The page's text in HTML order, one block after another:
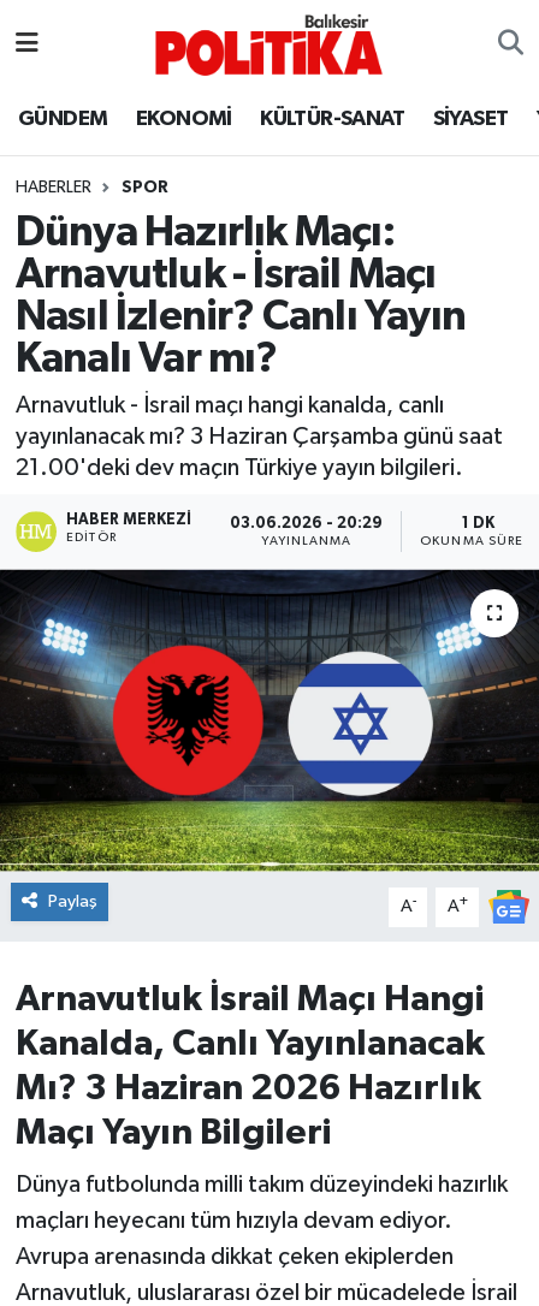
GÜNDEM EKONOMİ KÜLTÜR-SANAT SİYASET
HABERLER SPOR
Dünya Hazırlık Maçı:
Arnavutluk - İsrail Maçı
Nasıl İzlenir? Canlı Yayın
Kanalı Var mı?
Arnavutluk - İsrail maçı hangi kanalda, canlı
yayınlanacak mı? 3 Haziran Çarşamba günü saat
21.00'deki dev maçın Türkiye yayın bilgileri.
HABER MERKEZI
EDITÖR
03.06.2026 - 20:29
YAYINLANMA
1 DK
OKUNMA SÜRESI
Paylaş A- A+
Arnavutluk İsrail Maçı Hangi
Kanalda, Canlı Yayınlanacak
Mı? 3 Haziran 2026 Hazırlık
Maçı Yayın Bilgileri
Dünya futbolunda milli takım düzeyindeki hazırlık
maçları heyecanı tüm hızıyla devam ediyor.
Avrupa arenasında dikkat çeken ekiplerden
Arnavutluk, uluslararası özel bir mücadelede İsrail
Ayvalık
Bandırma
Bigadiç
BİYOGRAFİLER
Burhaniye
ÇEVRE
DÜNYA
Dursunbey
Edremit
EĞİTİM
EKONOMİ
Erdek
Gönen
Havran
İvrindi
KENT GÜNDEMİ
Kepsut
Balıkesir Hava Durumu
Balıkesir Namaz Vakitleri
Balıkesir Trafik Yoğunluk Haritası
Süper Lig Puan Durumu ve Fikstür
Tüm Manşetler
Son Dakika Haberleri
Haber Arşivi